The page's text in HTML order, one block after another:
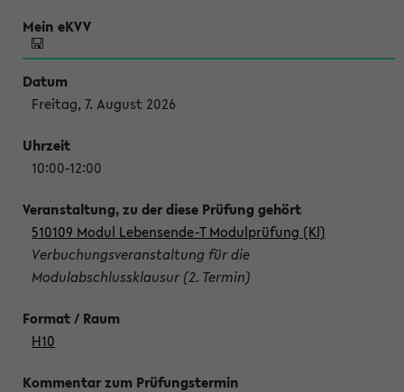
Freitag, 7. August 2026
10:00-12:00
510109 Modul Lebensende-T Modulprüfung (Kl)
Verbuchungsveranstaltung für die
Modulabschlussklausur (2. Termin)
H10